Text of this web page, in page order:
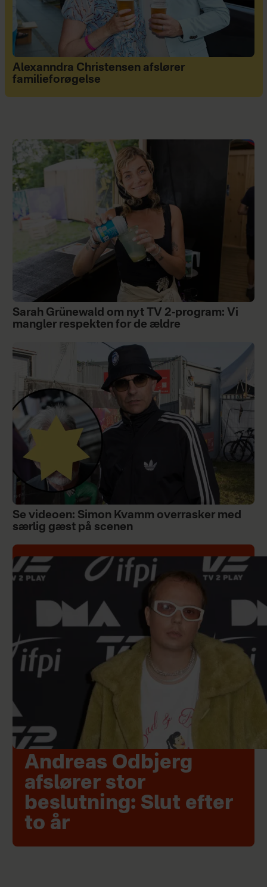
Alexanndra Christensen afslører
familieforøgelse
Sarah Grünewald om nyt TV 2-program: Vi
mangler respekten for de ældre
Se videoen: Simon Kvamm overrasker med
særlig gæst på scenen
Andreas Odbjerg
afslører stor
beslutning: Slut efter
to år